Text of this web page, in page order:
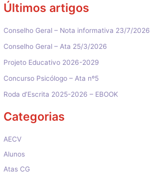
Últimos artigos
Conselho Geral – Nota informativa 23/7/2026
Conselho Geral – Ata 25/3/2026
Projeto Educativo 2026-2029
Concurso Psicólogo – Ata nº5
Roda d’Escrita 2025-2026 – EBOOK
Categorias
AECV
Alunos
Atas CG